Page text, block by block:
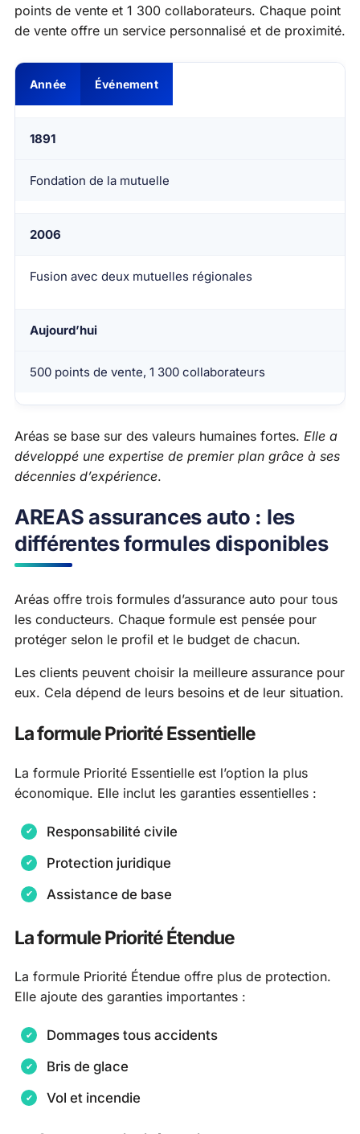
points de vente et 1 300 collaborateurs. Chaque point
de vente offre un service personnalisé et de proximité.
Année Événement
1891
Fondation de la mutuelle
2006
Fusion avec deux mutuelles régionales
Aujourd’hui
500 points de vente, 1 300 collaborateurs
Aréas se base sur des valeurs humaines fortes. Elle a
développé une expertise de premier plan grâce à ses
décennies d’expérience.
AREAS assurances auto : les
différentes formules disponibles
Aréas offre trois formules d’assurance auto pour tous
les conducteurs. Chaque formule est pensée pour
protéger selon le profil et le budget de chacun.
Les clients peuvent choisir la meilleure assurance pour
eux. Cela dépend de leurs besoins et de leur situation.
La formule Priorité Essentielle
La formule Priorité Essentielle est l’option la plus
économique. Elle inclut les garanties essentielles :
Responsabilité civile
Protection juridique
Assistance de base
La formule Priorité Étendue
La formule Priorité Étendue offre plus de protection.
Elle ajoute des garanties importantes :
Dommages tous accidents
Bris de glace
Vol et incendie